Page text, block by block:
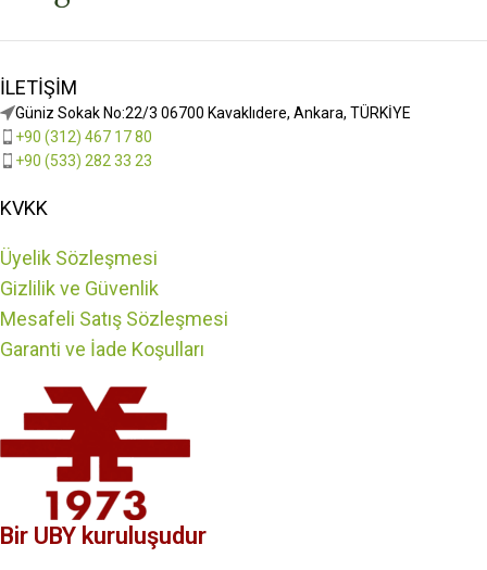
İLETIŞIM
Güniz Sokak No:22/3 06700 Kavaklıdere, Ankara, TÜRKİYE
+90 (312) 467 17 80
+90 (533) 282 33 23
KVKK
Üyelik Sözleşmesi
Gizlilik ve Güvenlik
Mesafeli Satış Sözleşmesi
Garanti ve İade Koşulları
Bir UBY kuruluşudur